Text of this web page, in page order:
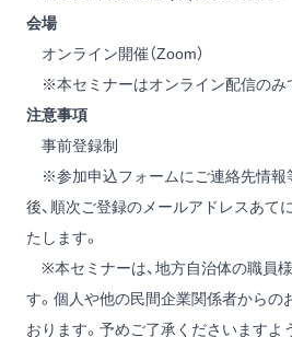
会場
オンライン開催（Zoom）
※本セミナーはオンライン配信のみ
注意事項
事前登録制
※参加申込フォームにご連絡先情報
後、順次ご登録のメールアドレスあて
たします。
※本セミナーは、地方自治体の職員
す。個人や他の民間企業関係者からの
おります。予めご了承くださいますよ